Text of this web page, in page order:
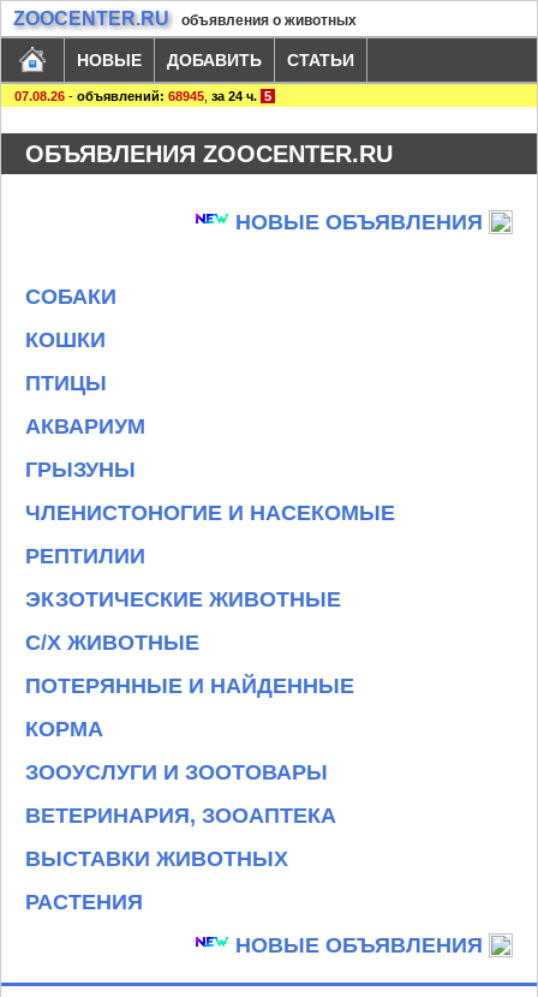
ZOOCENTER.RU объявления о животных
НОВЫЕ ДОБАВИТЬ СТАТЬИ
07.08.26 - объявлений: 68945 за 24 ч. 5
ОБЪЯВЛЕНИЯ ZOOCENTER.RU
НОВЫЕ ОБЪЯВЛЕНИЯ
СОБАКИ
КОШКИ
ПТИЦЫ
АКВАРИУМ
ГРЫЗУНЫ
ЧЛЕНИСТОНОГИЕ И НАСЕКОМЫЕ
РЕПТИЛИИ
ЭКЗОТИЧЕСКИЕ ЖИВОТНЫЕ
С/Х ЖИВОТНЫЕ
ПОТЕРЯННЫЕ И НАЙДЕННЫЕ
КОРМА
ЗООУСЛУГИ И ЗООТОВАРЫ
ВЕТЕРИНАРИЯ, ЗООАПТЕКА
ВЫСТАВКИ ЖИВОТНЫХ
РАСТЕНИЯ
НОВЫЕ ОБЪЯВЛЕНИЯ